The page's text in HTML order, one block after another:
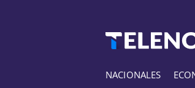
NACIONALES